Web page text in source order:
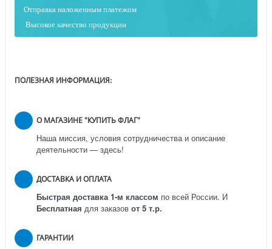
Отправка наложенным платежом
Высокое качество продукции
ПОЛЕЗНАЯ ИНФОРМАЦИЯ:
О МАГАЗИНЕ "КУПИТЬ ФЛАГ"
Наша миссия, условия сотрудничества и описание
деятельности — здесь!
ДОСТАВКА И ОПЛАТА
Быстрая доставка 1-м классом по всей России. И
Бесплатная для заказов от 5 т.р.
ГАРАНТИИ